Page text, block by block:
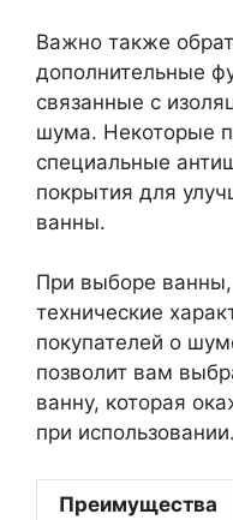
Важно также
дополнительные
связанные с
шума. Некоторые
специальные
покрытия для
ванны.
При выборе
технические
покупателей о
позволит вам
ванну, которая
при использовании.
Преимущества